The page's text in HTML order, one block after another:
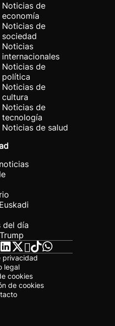
Noticias de
economía
Noticias de
sociedad
Noticias
internacionales
Noticias de
política
Noticias de
cultura
Noticias de
tecnología
Noticias de salud
del día
privacidad
legal
cookies
de cookies